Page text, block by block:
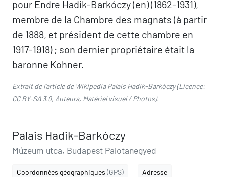
pour Endre Hadik-Barkóczy (en) (1862-1931),
membre de la Chambre des magnats (à partir
de 1888, et président de cette chambre en
1917-1918) ; son dernier propriétaire était la
baronne Kohner.
Extrait de l'article de WikipediaPalais Hadik-Barkóczy(Licence:
CC BY-SA 3.0, Auteurs, Matériel visuel / Photos).
Palais Hadik-Barkóczy
Múzeum utca, Budapest Palotanegyed
Coordonnées géographiques (GPS) Adresse